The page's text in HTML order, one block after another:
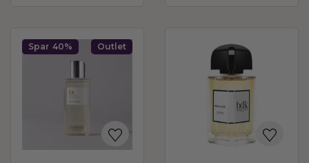
Spar 40% Outlet